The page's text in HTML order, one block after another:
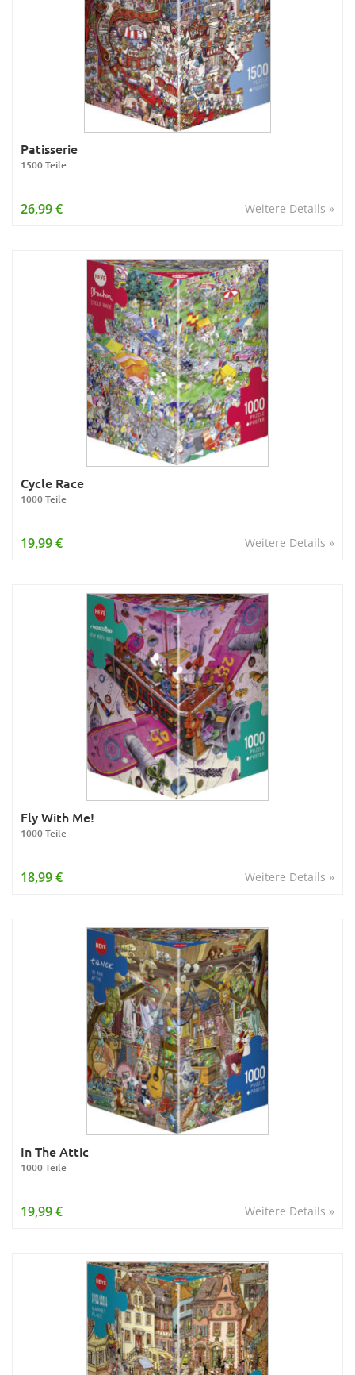
Patisserie
1500 Teile
Weitere Details »
26,99 €
Cycle Race
1000 Teile
Weitere Details »
19,99 €
Fly With Me!
1000 Teile
Weitere Details »
18,99 €
In The Attic
1000 Teile
Weitere Details »
19,99 €